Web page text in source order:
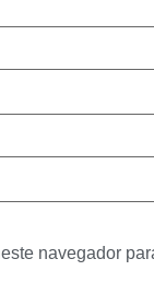
navegador